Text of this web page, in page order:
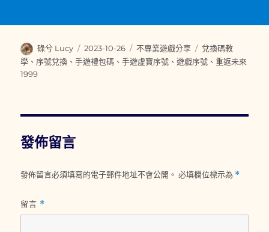
作
者
碌兮 Lucy
發
佈
2023-10-26
分
類
不專業遊戲分享
標
籤
兌換碼教
學 、 序號兌換 、手遊禮包碼 、手遊虛寶序號 、遊戲序號 、重返未來
1999
發佈留言
發佈留言必須填寫的電子郵件地址不會公開。 必填欄位標示為 *
留言 *